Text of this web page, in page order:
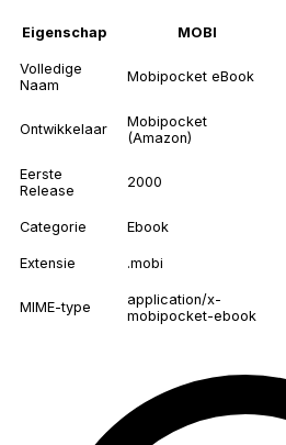
Eigenschap MOBI
Volledige
Naam
Mobipocket eBook
Ontwikkelaar
Mobipocket
(Amazon)
Eerste
Release
2000
Categorie Ebook
Extensie .mobi
MIME-type
application/x-
mobipocket-ebook